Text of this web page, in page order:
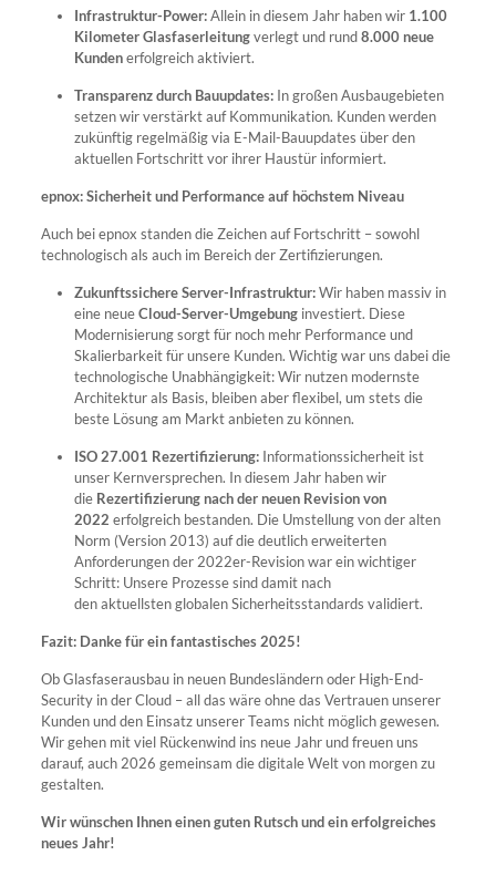
Infrastruktur-Power:Allein in diesem Jahr haben wir 1.100
Kilometer Glasfaserleitungverlegt und rund8.000 neue
Kundenerfolgreich aktiviert.
Transparenz durch Bauupdates:In großen Ausbaugebieten
setzen wir verstärkt auf Kommunikation. Kunden werden
zukünftig regelmäßig via E-Mail-Bauupdates über den
aktuellen Fortschritt vor ihrer Haustür informiert.
epnox: Sicherheit und Performance auf höchstem Niveau
Auch bei epnox standen die Zeichen auf Fortschritt – sowohl
technologisch als auch im Bereich der Zertifizierungen.
Zukunftssichere Server-Infrastruktur:Wir haben massiv in
eine neueCloud-Server-Umgebunginvestiert. Diese
Modernisierung sorgt für noch mehr Performance und
Skalierbarkeit für unsere Kunden. Wichtig war uns dabei die
technologische Unabhängigkeit: Wir nutzen modernste
Architektur als Basis, bleiben aber flexibel, um stets die
beste Lösung am Markt anbieten zu können.
ISO 27.001 Rezertifizierung:Informationssicherheit ist
unser Kernversprechen. In diesem Jahr haben wir
die Rezertifizierung nach der neuen Revision von
2022 erfolgreich bestanden. Die Umstellung von der alten
Norm (Version 2013) auf die deutlich erweiterten
Anforderungen der 2022er-Revision war ein wichtiger
Schritt: Unsere Prozesse sind damit nach
den aktuellsten globalen Sicherheitsstandards validiert.
Fazit: Danke für ein fantastisches 2025!
Ob Glasfaserausbau in neuen Bundesländern oder High-End-
Security in der Cloud – all das wäre ohne das Vertrauen unserer
Kunden und den Einsatz unserer Teams nicht möglich gewesen.
Wir gehen mit viel Rückenwind ins neue Jahr und freuen uns
darauf, auch 2026 gemeinsam die digitale Welt von morgen zu
gestalten.
Wir wünschen Ihnen einen guten Rutsch und ein erfolgreiches
neues Jahr!